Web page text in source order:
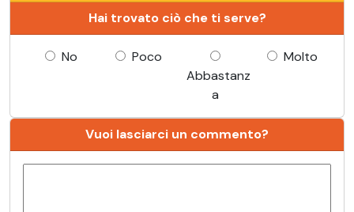
Hai trovato ciò che ti serve?
No
Poco
Abbastanz
a
Molto
Vuoi lasciarci un commento?